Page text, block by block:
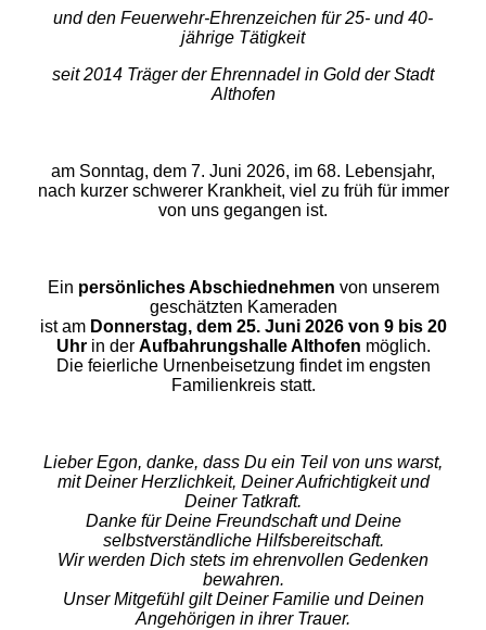
und den Feuerwehr-Ehrenzeichen für 25- und 40-
jährige Tätigkeit
seit 2014 Träger der Ehrennadel in Gold der Stadt
Althofen
am Sonntag, dem 7. Juni 2026, im 68. Lebensjahr,
nach kurzer schwerer Krankheit, viel zu früh für immer
von uns gegangen ist.
Ein persönliches Abschiednehmen von unserem
geschätzten Kameraden
ist am Donnerstag, dem 25. Juni 2026 von 9 bis 20
Uhrin der Aufbahrungshalle Althofen möglich.
Die feierliche Urnenbeisetzung findet im engsten
Familienkreis statt.
Lieber Egon, danke, dass Du ein Teil von uns warst,
mit Deiner Herzlichkeit, Deiner Aufrichtigkeit und
Deiner Tatkraft.
Danke für Deine Freundschaft und Deine
selbstverständliche Hilfsbereitschaft.
Wir werden Dich stets im ehrenvollen Gedenken
bewahren.
Unser Mitgefühl gilt Deiner Familie und Deinen
Angehörigen in ihrer Trauer.